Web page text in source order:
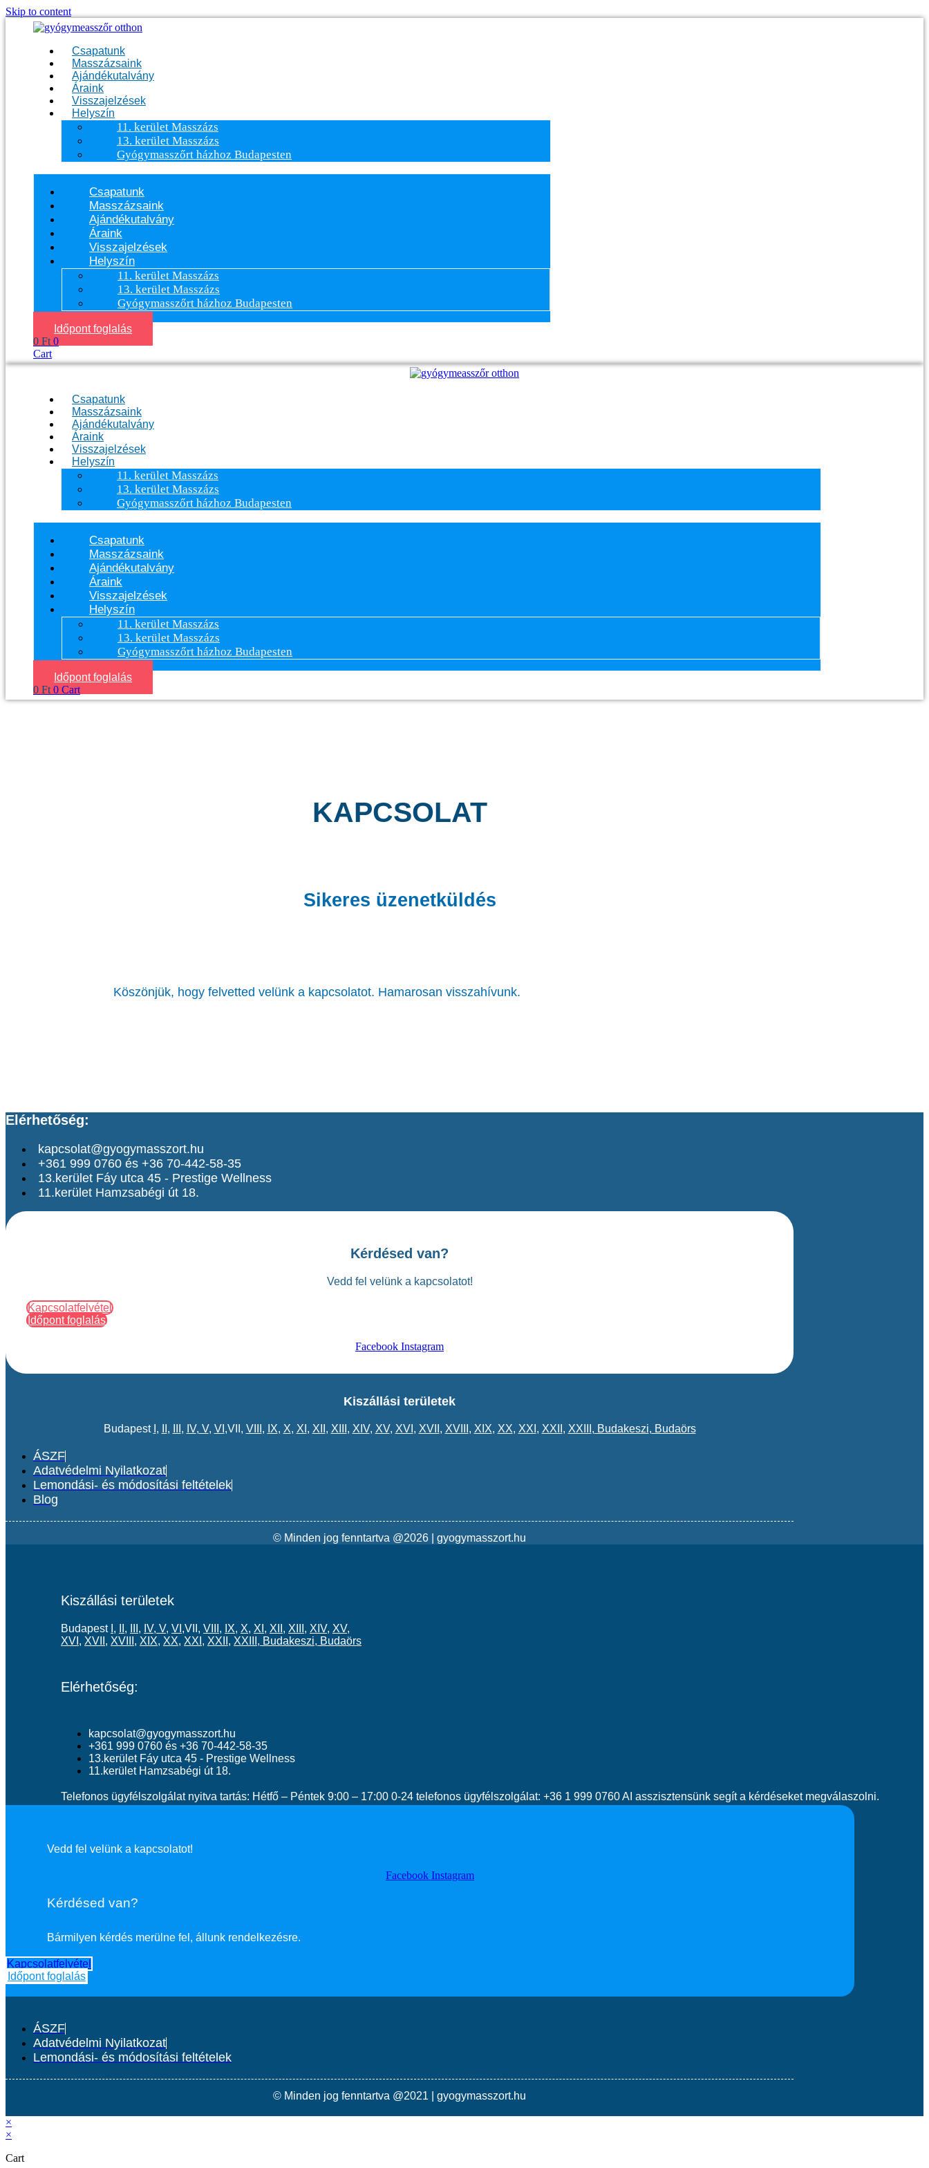
Skip to content
Csapatunk
Masszázsaink
Ajándékutalvány
Áraink
Visszajelzések
Helyszín
11. kerület Masszázs
13. kerület Masszázs
Gyógymasszőrt házhoz Budapesten
Csapatunk
Masszázsaink
Ajándékutalvány
Áraink
Visszajelzések
Helyszín
11. kerület Masszázs
13. kerület Masszázs
Gyógymasszőrt házhoz Budapesten
Időpont foglalás
0 Ft 0
Cart
Csapatunk
Masszázsaink
Ajándékutalvány
Áraink
Visszajelzések
Helyszín
11. kerület Masszázs
13. kerület Masszázs
Gyógymasszőrt házhoz Budapesten
Csapatunk
Masszázsaink
Ajándékutalvány
Áraink
Visszajelzések
Helyszín
11. kerület Masszázs
13. kerület Masszázs
Gyógymasszőrt házhoz Budapesten
Időpont foglalás
0 Ft 0 Cart
KAPCSOLAT
Sikeres üzenetküldés
Köszönjük, hogy felvetted velünk a kapcsolatot. Hamarosan visszahívunk.
Elérhetőség:
kapcsolat@gyogymasszort.hu
+361 999 0760 és +36 70-442-58-35
13.kerület Fáy utca 45 - Prestige Wellness
11.kerület Hamzsabégi út 18.
Kérdésed van?
Vedd fel velünk a kapcsolatot!
Kapcsolatfelvétel
Időpont foglalás
Facebook Instagram
Kiszállási területek
Budapest , , , IV, V, VI ,VII, VIII , IX, X, XI , XII , XIII , XIV, XV, XVI , XVII , XVIII , XIX, XX, XXI , XXII , XXIII , Budakeszi, Budaörs
ÁSZF
Adatvédelmi Nyilatkozat
Lemondási- és módosítási feltételek
Blog
© Minden jog fenntartva @2026 | gyogymasszort.hu
Kiszállási területek
Budapest , , , IV, V, VI ,VII, VIII , IX, X, XI , XII , XIII , XIV, XV,
XVI , XVII , XVIII , XIX, XX, XXI , XXII , XXIII , Budakeszi, Budaörs
Elérhetőség:
kapcsolat@gyogymasszort.hu
+361 999 0760 és +36 70-442-58-35
13.kerület Fáy utca 45 - Prestige Wellness
11.kerület Hamzsabégi út 18.
Telefonos ügyfélszolgálat nyitva tartás: Hétfő – Péntek 9:00 – 17:00 0-24 telefonos ügyfélszolgálat: +36 1 999 0760 AI asszisztensünk segít a kérdéseket megválaszolni.
Vedd fel velünk a kapcsolatot!
Facebook Instagram
Kérdésed van?
Bármilyen kérdés merülne fel, állunk rendelkezésre.
Kapcsolatfelvétel
Időpont foglalás
ÁSZF
Adatvédelmi Nyilatkozat
Lemondási- és módosítási feltételek
© Minden jog fenntartva @2021 | gyogymasszort.hu
×
×
Cart